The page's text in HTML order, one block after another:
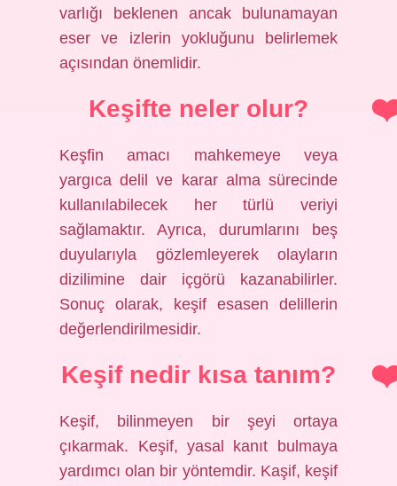
varlığı beklenen ancak bulunamayan
eser ve izlerin yokluğunu belirlemek
açısından önemlidir.
Keşifte neler olur?
Keşfin amacı mahkemeye veya
yargıca delil ve karar alma sürecinde
kullanılabilecek her türlü veriyi
sağlamaktır. Ayrıca, durumlarını beş
duyularıyla gözlemleyerek olayların
dizilimine dair içgörü kazanabilirler.
Sonuç olarak, keşif esasen delillerin
değerlendirilmesidir.
Keşif nedir kısa tanım?
Keşif, bilinmeyen bir şeyi ortaya
çıkarmak. Keşif, yasal kanıt bulmaya
yardımcı olan bir yöntemdir. Kaşif, keşif